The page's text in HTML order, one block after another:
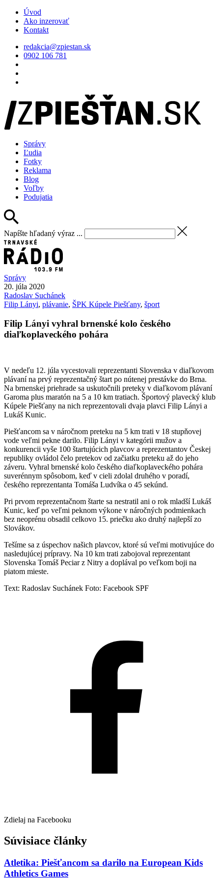
Úvod
Ako inzerovať
Kontakt
redakcia@zpiestan.sk
0902 106 781
Správy
Ľudia
Fotky
Reklama
Blog
Voľby
Podujatia
Napíšte hľadaný výraz ...
Správy
20. júla 2020
Radoslav Suchánek
Filip Lányi, plávanie, ŠPK Kúpele Piešťany, šport
Filip Lányi vyhral brnenské kolo českého
diaľkoplaveckého pohára
V nedeľu 12. júla vycestovali reprezentanti Slovenska v diaľkovom
plávaní na prvý reprezentačný štart po nútenej prestávke do Brna.
Na brnenskej priehrade sa uskutočnili preteky v diaľkovom plávaní
Garoma plus maratón na 5 a 10 km tratiach. Športový plavecký klub
Kúpele Piešťany na nich reprezentovali dvaja plavci Filip Lányi a
Lukáš Kunic.
Piešťancom sa v náročnom preteku na 5 km trati v 18 stupňovej
vode veľmi pekne darilo. Filip Lányi v kategórii mužov a
konkurencii vyše 100 štartujúcich plavcov a reprezentantov Českej
republiky ovládol čelo pretekov od začiatku preteku až do jeho
záveru. Vyhral brnenské kolo českého diaľkoplaveckého pohára
suverénnym spôsobom, keď v cieli zdolal druhého v poradí,
českého reprezentanta Tomáša Ludvíka o 45 sekúnd.
Pri prvom reprezentačnom štarte sa nestratil ani o rok mladší Lukáš
Kunic, keď po veľmi peknom výkone v náročných podmienkach
bez neoprénu obsadil celkovo 15. priečku ako druhý najlepší zo
Slovákov.
Tešíme sa z úspechov našich plavcov, ktoré sú veľmi motivujúce do
nasledujúcej prípravy. Na 10 km trati zabojoval reprezentant
Slovenska Tomáš Peciar z Nitry a doplával po veľkom boji na
piatom mieste.
Text: Radoslav Suchánek Foto: Facebook SPF
Zdielaj na Facebooku
Súvisiace články
Atletika: Piešťancom sa darilo na European Kids
Athletics Games